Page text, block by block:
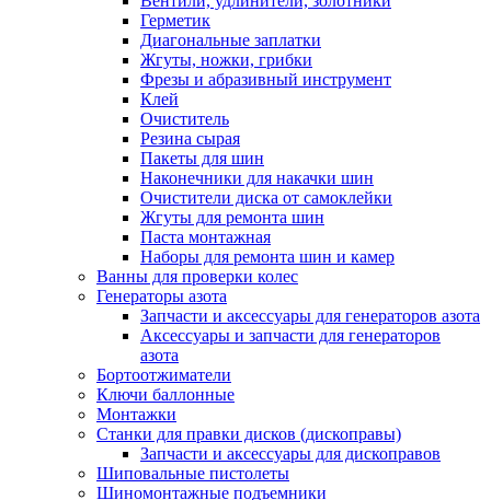
Герметик
Диагональные заплатки
Жгуты, ножки, грибки
Фрезы и абразивный инструмент
Клей
Очиститель
Резина сырая
Пакеты для шин
Наконечники для накачки шин
Очистители диска от самоклейки
Жгуты для ремонта шин
Паста монтажная
Наборы для ремонта шин и камер
Ванны для проверки колес
Генераторы азота
Запчасти и аксессуары для генераторов азота
Аксессуары и запчасти для генераторов
азота
Бортоотжиматели
Ключи баллонные
Монтажки
Станки для правки дисков (дископравы)
Запчасти и аксессуары для дископравов
Шиповальные пистолеты
Шиномонтажные подъемники